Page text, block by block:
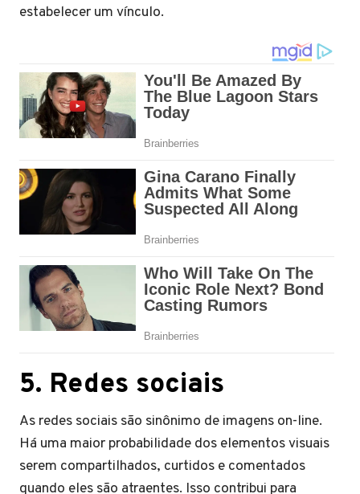
estabelecer um vínculo.
5. Redes sociais
As redes sociais são sinônimo de imagens on-line.
Há uma maior probabilidade dos elementos visuais
serem compartilhados, curtidos e comentados
quando eles são atraentes. Isso contribui para